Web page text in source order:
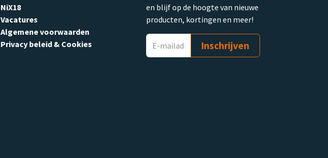
NiX18
Vacatures
Algemene voorwaarden
Privacy beleid & Cookies
en blijf op de hoogte van nieuwe
producten, kortingen en meer!
Inschrijven